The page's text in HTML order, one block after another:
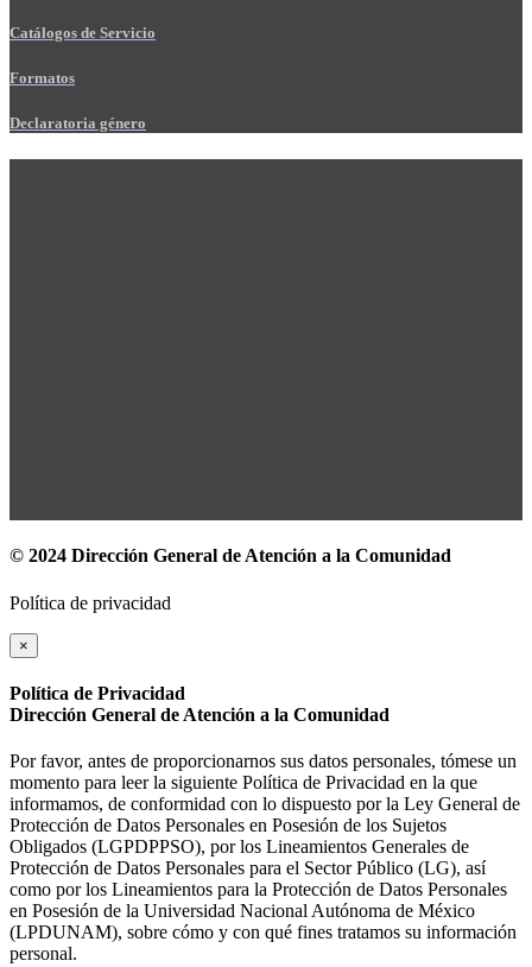
Catálogos de Servicio
Formatos
Declaratoria género
© 2024 Dirección General de Atención a la Comunidad
Política de privacidad
×
Política de Privacidad
Dirección General de Atención a la Comunidad
Por favor, antes de proporcionarnos sus datos personales, tómese un
momento para leer la siguiente Política de Privacidad en la que
informamos, de conformidad con lo dispuesto por la Ley General de
Protección de Datos Personales en Posesión de los Sujetos
Obligados (LGPDPPSO), por los Lineamientos Generales de
Protección de Datos Personales para el Sector Público (LG), así
como por los Lineamientos para la Protección de Datos Personales
en Posesión de la Universidad Nacional Autónoma de México
(LPDUNAM), sobre cómo y con qué fines tratamos su información
personal.